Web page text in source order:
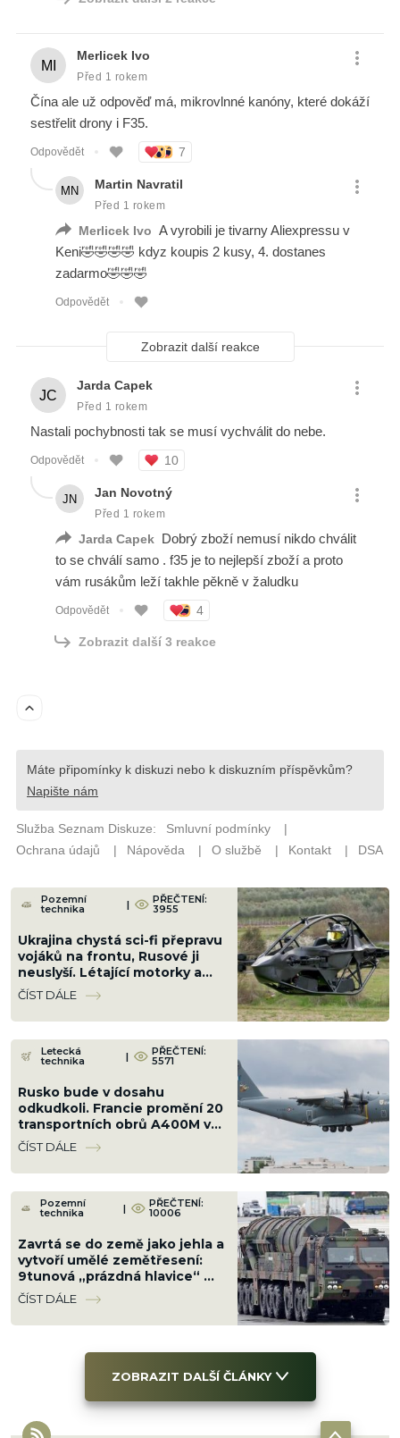
Pozemní
technika | PŘEČTENÍ:
3955
Ukrajina chystá sci-fi přepravu
vojáků na frontu, Rusové ji
neuslyší. Létající motorky a
„aerobuginy“ jsou za rohem
ČÍST DÁLE
Letecká
technika | PŘEČTENÍ:
5571
Rusko bude v dosahu
odkudkoli. Francie promění 20
transportních obrů A400M v
nosiče řízených střel s
doletem 9 000 km
ČÍST DÁLE
Pozemní
technika | PŘEČTENÍ:
10006
Zavrtá se do země jako jehla a
vytvoří umělé zemětřesení:
9tunová „prázdná hlavice“ má
sílu jako malý jaderný výbuch
ČÍST DÁLE
ZOBRAZIT DALŠÍ ČLÁNKY